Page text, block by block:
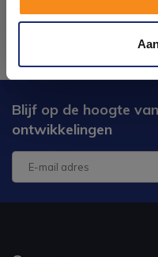
Blijf op de hoogte
ontwikkelingen
Kom langs en